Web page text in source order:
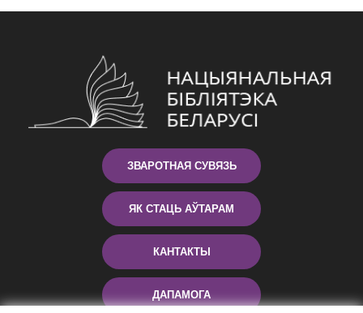
ЗВАРОТНАЯ СУВЯЗЬ
ЯК СТАЦЬ АЎТАРАМ
КАНТАКТЫ
ДАПАМОГА